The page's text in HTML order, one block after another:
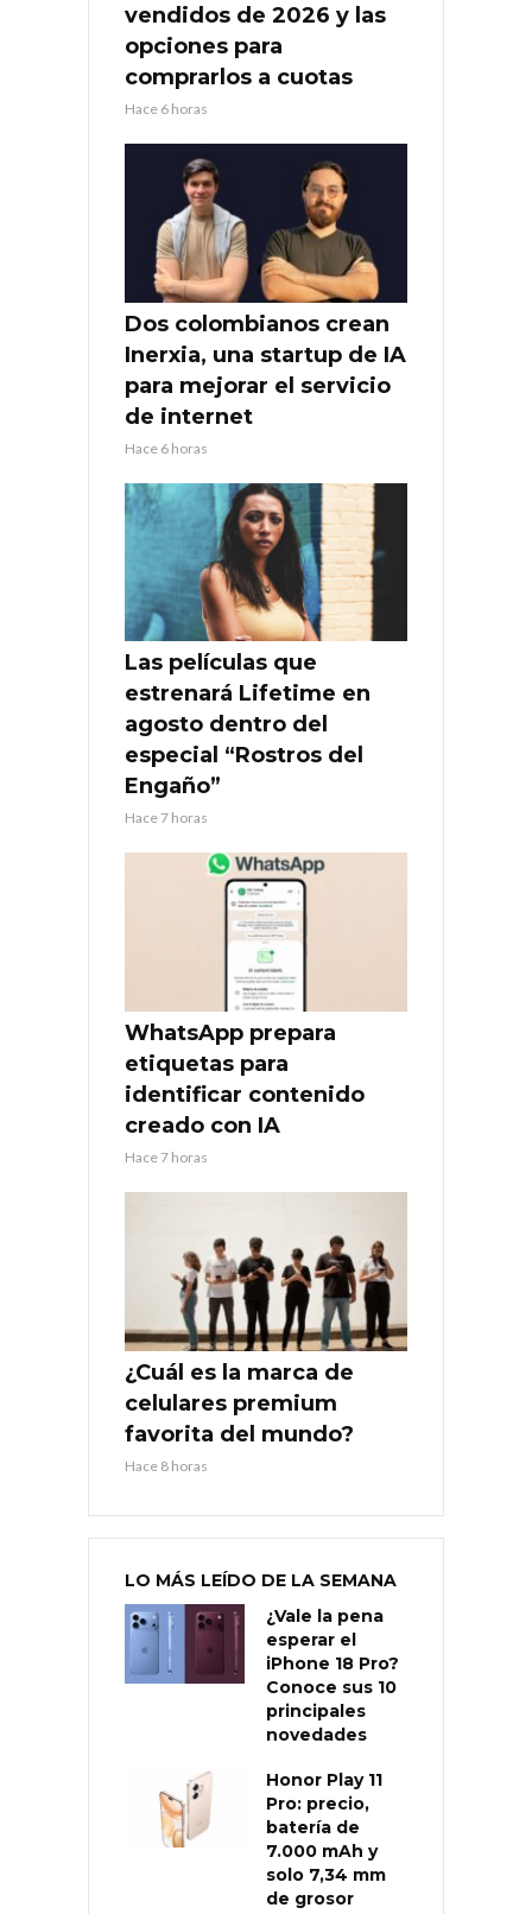
vendidos de 2026 y las
opciones para
comprarlos a cuotas
Hace 6 horas
Dos colombianos crean
Inerxia, una startup de IA
para mejorar el servicio
de internet
Hace 6 horas
Las películas que
estrenará Lifetime en
agosto dentro del
especial “Rostros del
Engaño”
Hace 7 horas
WhatsApp prepara
etiquetas para
identificar contenido
creado con IA
Hace 7 horas
¿Cuál es la marca de
celulares premium
favorita del mundo?
Hace 8 horas
LO MÁS LEÍDO DE LA SEMANA
¿Vale la pena
esperar el
iPhone 18 Pro?
Conoce sus 10
principales
novedades
Honor Play 11
Pro: precio,
batería de
7.000 mAh y
solo 7,34 mm
de grosor